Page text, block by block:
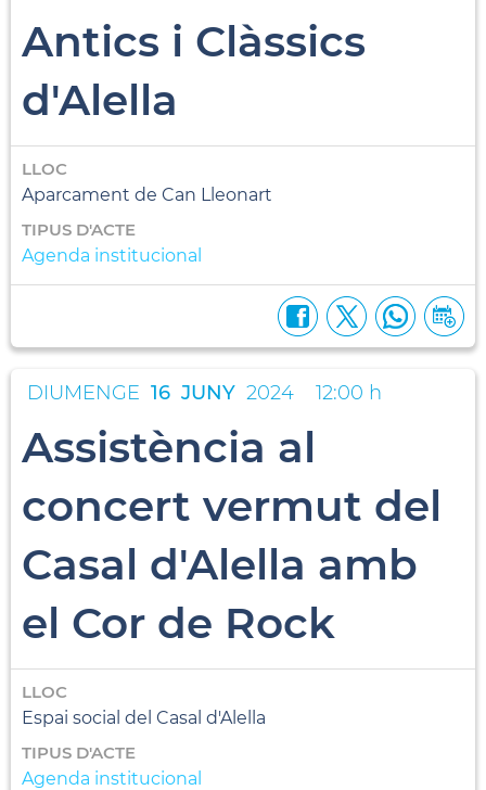
Antics i Clàssics
d'Alella
LLOC
Aparcament de Can Lleonart
TIPUS D'ACTE
Agenda institucional
DIUMENGE 16 JUNY 2024 12:00 h
Assistència al
concert vermut del
Casal d'Alella amb
el Cor de Rock
LLOC
Espai social del Casal d'Alella
TIPUS D'ACTE
Agenda institucional